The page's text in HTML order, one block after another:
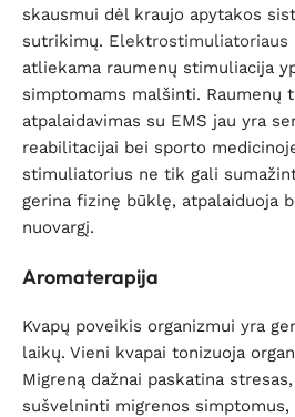
skausmui dėl kraujo apytakos
sutrikimų. Elektrostimuliatoriaus
atliekama raumenų stimuliacija
simptomams malšinti. Raumenų
atpalaidavimas su EMS jau yra
reabilitacijai bei sporto
stimuliatorius ne tik gali
gerina fizinę būklę, atpalaiduoja
nuovargį.
Aromaterapija
Kvapų poveikis organizmui yra
laikų. Vieni kvapai tonizuoja
Migreną dažnai paskatina
sušvelninti migrenos simptomus,